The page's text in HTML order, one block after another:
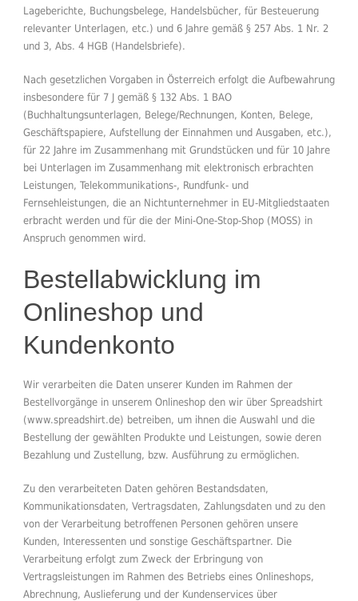
Lageberichte, Buchungsbelege, Handelsbücher, für Besteuerung
relevanter Unterlagen, etc.) und 6 Jahre gemäß § 257 Abs. 1 Nr. 2
und 3, Abs. 4 HGB (Handelsbriefe).
Nach gesetzlichen Vorgaben in Österreich erfolgt die Aufbewahrung
insbesondere für 7 J gemäß § 132 Abs. 1 BAO
(Buchhaltungsunterlagen, Belege/Rechnungen, Konten, Belege,
Geschäftspapiere, Aufstellung der Einnahmen und Ausgaben, etc.),
für 22 Jahre im Zusammenhang mit Grundstücken und für 10 Jahre
bei Unterlagen im Zusammenhang mit elektronisch erbrachten
Leistungen, Telekommunikations-, Rundfunk- und
Fernsehleistungen, die an Nichtunternehmer in EU-Mitgliedstaaten
erbracht werden und für die der Mini-One-Stop-Shop (MOSS) in
Anspruch genommen wird.
Bestellabwicklung im
Onlineshop und
Kundenkonto
Wir verarbeiten die Daten unserer Kunden im Rahmen der
Bestellvorgänge in unserem Onlineshop den wir über Spreadshirt
(www.spreadshirt.de) betreiben, um ihnen die Auswahl und die
Bestellung der gewählten Produkte und Leistungen, sowie deren
Bezahlung und Zustellung, bzw. Ausführung zu ermöglichen.
Zu den verarbeiteten Daten gehören Bestandsdaten,
Kommunikationsdaten, Vertragsdaten, Zahlungsdaten und zu den
von der Verarbeitung betroffenen Personen gehören unsere
Kunden, Interessenten und sonstige Geschäftspartner. Die
Verarbeitung erfolgt zum Zweck der Erbringung von
Vertragsleistungen im Rahmen des Betriebs eines Onlineshops,
Abrechnung, Auslieferung und der Kundenservices über